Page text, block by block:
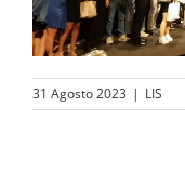
31 Agosto 2023 | LIS